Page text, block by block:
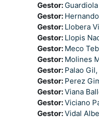
Gestor:
Gestor:
Gestor: Llobera
Gestor: Llopis
Gestor: Meco
Gestor: Molines
Gestor: Palao
Gestor: Perez
Gestor:Viana
Gestor:Viciano
Gestor:Vidal